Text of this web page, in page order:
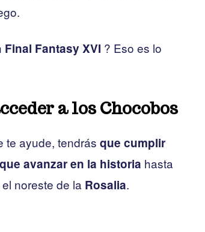
Final Fantasy XVI ? Eso es lo
a los Chocobos
te ayude, tendrás que cumplir
que avanzar en la historia hasta
noreste de la Rosalia.